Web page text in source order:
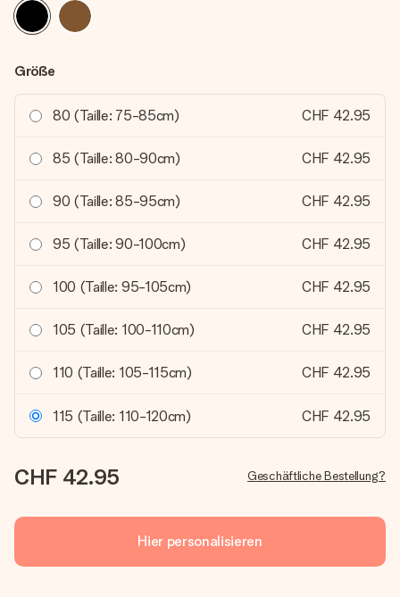
Größe
80 (Taille: 75-85cm) CHF 42.95
85 (Taille: 80-90cm) CHF 42.95
90 (Taille: 85-95cm) CHF 42.95
95 (Taille: 90-100cm) CHF 42.95
100 (Taille: 95-105cm) CHF 42.95
105 (Taille: 100-110cm) CHF 42.95
110 (Taille: 105-115cm) CHF 42.95
115 (Taille: 110-120cm) CHF 42.95
CHF 42.95 Geschäftliche Bestellung?
Hier personalisieren